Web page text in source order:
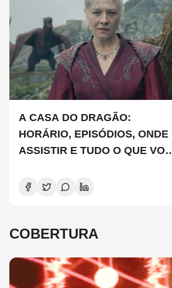
A CASA DO DRAGÃO:
HORÁRIO, EPISÓDIOS, ONDE
ASSISTIR E TUDO O QUE
NOVA TEMPORADA
COBERTURA